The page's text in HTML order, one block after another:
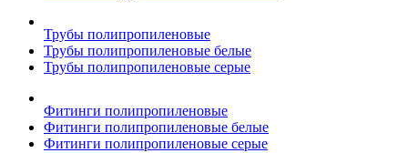
Трубы полипропиленовые
Трубы полипропиленовые белые
Трубы полипропиленовые серые
Фитинги полипропиленовые
Фитинги полипропиленовые белые
Фитинги полипропиленовые серые